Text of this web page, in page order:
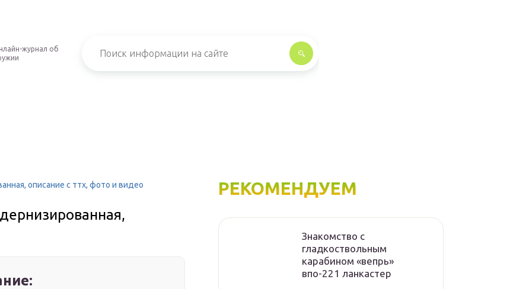
журнал об
описание с ттх, фото и видео РЕКОМЕНДУЕМ
Знакомство с
гладкоствольным
карабином «вепрь»
впо-221 ланкастер